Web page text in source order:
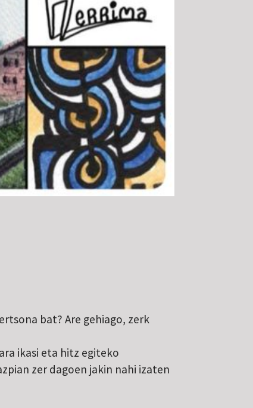
bat? Are gehiago, zerk
ikasi eta hitz egiteko
zer dagoen jakin nahi izaten